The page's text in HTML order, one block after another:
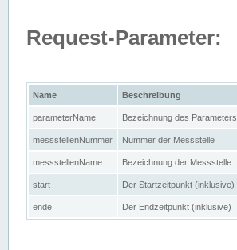
Request-Parameter:
Name Beschreibung
parameterName Bezeichnung des Parameters
messstellenNummer Nummer der Messstelle
messstellenName Bezeichnung der Messstelle
start Der Startzeitpunkt (inklusive)
ende Der Endzeitpunkt (inklusive)